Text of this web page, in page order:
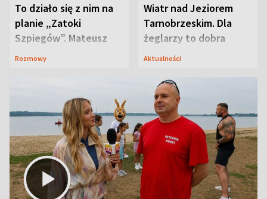
To działo się z nim na
planie „Zatoki
Szpiegów”. Mateusz
Janicki odsłonił
Rozmowy
Wiatr nad Jeziorem
Tarnobrzeskim. Dla
żeglarzy to dobra
wiadomość
Aktualności